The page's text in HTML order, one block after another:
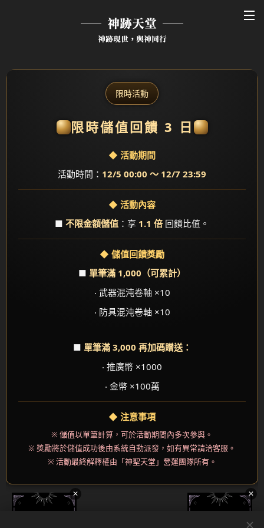
神跡天堂
神跡現世，與神同行
限時活動
限時儲值回饋 3 日
◆ 活動期間
活動時間： 12/5 00:00 ～ 12/7 23:59
◆ 活動內容
■ 不限金額儲值 ：享 1.1 倍 回饋比值。
◆ 儲值回饋獎勵
■ 單筆滿 1,000（可累計）
‧ 武器混沌卷軸 ×10
‧ 防具混沌卷軸 ×10
■ 單筆滿 3,000 再加碼贈送：
‧ 推廣幣 ×1000
‧ 金幣 ×100萬
◆ 注意事項
※ 儲值以單筆計算，可於活動期間內多次參與。
※ 獎勵將於儲值成功後由系統自動派發，如有異常請洽客服。
※ 活動最終解釋權由「神聖天堂」營運團隊所有。
✕ ✕